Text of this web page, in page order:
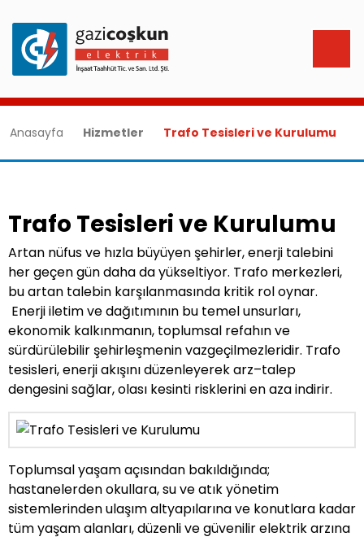
Anasayfa Hizmetler Trafo Tesisleri ve Kurulumu
Trafo Tesisleri ve Kurulumu
Artan nüfus ve hızla büyüyen şehirler, enerji talebini
her geçen gün daha da yükseltiyor. Trafo merkezleri,
bu artan talebin karşılanmasında kritik rol oynar.
Enerji iletim ve dağıtımının bu temel unsurları,
ekonomik kalkınmanın, toplumsal refahın ve
sürdürülebilir şehirleşmenin vazgeçilmezleridir. Trafo
tesisleri, enerji akışını düzenleyerek arz–talep
dengesini sağlar, olası kesinti risklerini en aza indirir.
Toplumsal yaşam açısından bakıldığında;
hastanelerden okullara, su ve atık yönetim
sistemlerinden ulaşım altyapılarına ve konutlara kadar
tüm yaşam alanları, düzenli ve güvenilir elektrik arzına